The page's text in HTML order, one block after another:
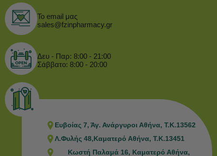
Το email μας
sales@fzinpharmacy.gr
Δευ - Παρ: 8:00 - 21:00
Σάββατο: 8:00 - 20:00
Ευβοίας 7, Άγ. Ανάργυροι Αθήνα, Τ.Κ.13562
Λ.Φυλής 48,Καματερό Αθήνα, Τ.Κ.13451
Κωστή Παλαμά 16, Καματερό Αθήνα,